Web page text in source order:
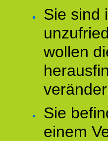
Sie sind
wollen
Sie
einem